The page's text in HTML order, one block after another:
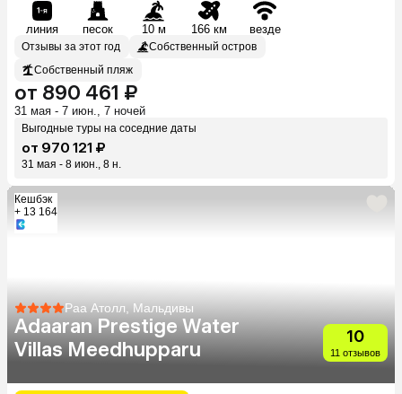
линия песок 10 м 166 км везде
Отзывы за этот год
Собственный остров
Собственный пляж
от 890 461 ₽
31 мая - 7 июн., 7 ночей
Выгодные туры на соседние даты
от 970 121 ₽
31 мая - 8 июн., 8 н.
Кешбэк
+ 13 164
Раа Атолл, Мальдивы
Adaaran Prestige Water
Villas Meedhupparu
10
11 отзывов